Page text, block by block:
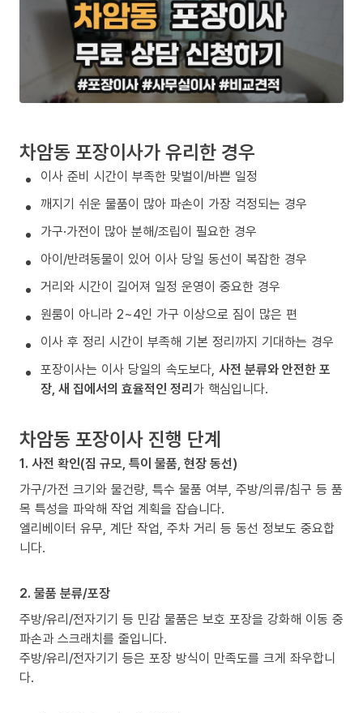
차암동 포장이사가 유리한 경우
이사 준비 시간이 부족한 맞벌이/바쁜 일정
깨지기 쉬운 물품이 많아 파손이 가장 걱정되는 경우
가구·가전이 많아 분해/조립이 필요한 경우
아이/반려동물이 있어 이사 당일 동선이 복잡한 경우
거리와 시간이 길어져 일정 운영이 중요한 경우
원룸이 아니라 2~4인 가구 이상으로 짐이 많은 편
이사 후 정리 시간이 부족해 기본 정리까지 기대하는 경우
포장이사는 이사 당일의 속도보다, 사전 분류와 안전한 포
장, 새 집에서의 효율적인 정리가 핵심입니다.
차암동 포장이사 진행 단계
1. 사전 확인(짐 규모, 특이 물품, 현장 동선)
가구/가전 크기와 물건량, 특수 물품 여부, 주방/의류/침구 등 품
목 특성을 파악해 작업 계획을 잡습니다.
엘리베이터 유무, 계단 작업, 주차 거리 등 동선 정보도 중요합
니다.
2. 물품 분류/포장
주방/유리/전자기기 등 민감 물품은 보호 포장을 강화해 이동 중
파손과 스크래치를 줄입니다.
주방/유리/전자기기 등은 포장 방식이 만족도를 크게 좌우합니
다.